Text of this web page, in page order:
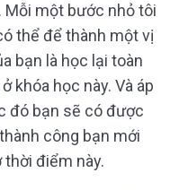
Mỗi một bước nhỏ tôi
thể để thành một vị
bạn là học lại toàn
khóa học này. Và áp
đó bạn sẽ có được
công bạn mới
điểm này.